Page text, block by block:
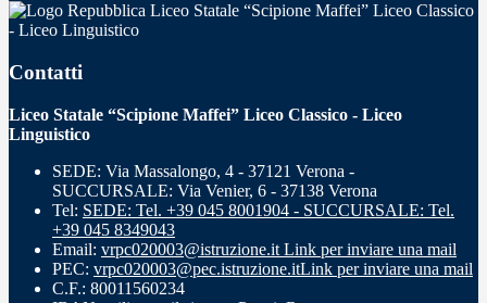
Liceo Statale “Scipione Maffei” Liceo Classico
- Liceo Linguistico
Contatti
Liceo Statale “Scipione Maffei” Liceo Classico - Liceo
Linguistico
SEDE: Via Massalongo, 4 - 37121 Verona -
SUCCURSALE: Via Venier, 6 - 37138 Verona
Tel: SEDE: Tel. +39 045 8001904 - SUCCURSALE: Tel.
+39 045 8349043
Email: vrpc020003@istruzione.it Link per inviare una mail
PEC: vrpc020003@pec.istruzione.itLink per inviare una mail
C.F.: 80011560234